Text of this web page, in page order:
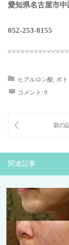
愛知県名古屋市
052-253-8155
ヒアルロン酸, ボト
コメント: 0
関連記事